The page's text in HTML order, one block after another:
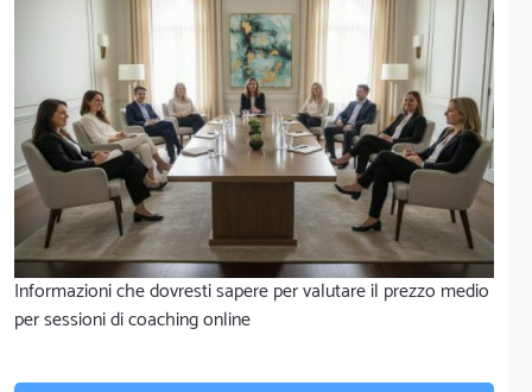
Informazioni che dovresti sapere per valutare il prezzo medio
per sessioni di coaching online